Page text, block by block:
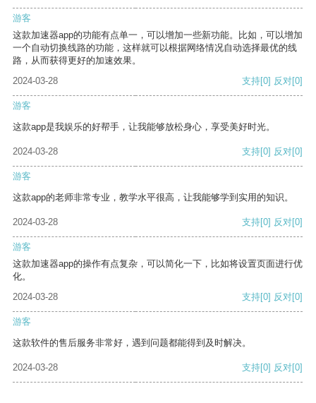
游客
这款加速器app的功能有点单一，可以增加一些新功能。比如，可以增加
一个自动切换线路的功能，这样就可以根据网络情况自动选择最优的线
路，从而获得更好的加速效果。
2024-03-28
支持[0] 反对[0]
游客
这款app是我娱乐的好帮手，让我能够放松身心，享受美好时光。
2024-03-28 支持[0] 反对[0]
游客
这款app的老师非常专业，教学水平很高，让我能够学到实用的知识。
2024-03-28 支持[0] 反对[0]
游客
这款加速器app的操作有点复杂，可以简化一下，比如将设置页面进行优
化。
2024-03-28
支持[0] 反对[0]
游客
这款软件的售后服务非常好，遇到问题都能得到及时解决。
2024-03-28 支持[0] 反对[0]